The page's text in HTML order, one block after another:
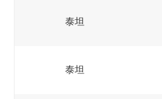
泰坦
泰坦